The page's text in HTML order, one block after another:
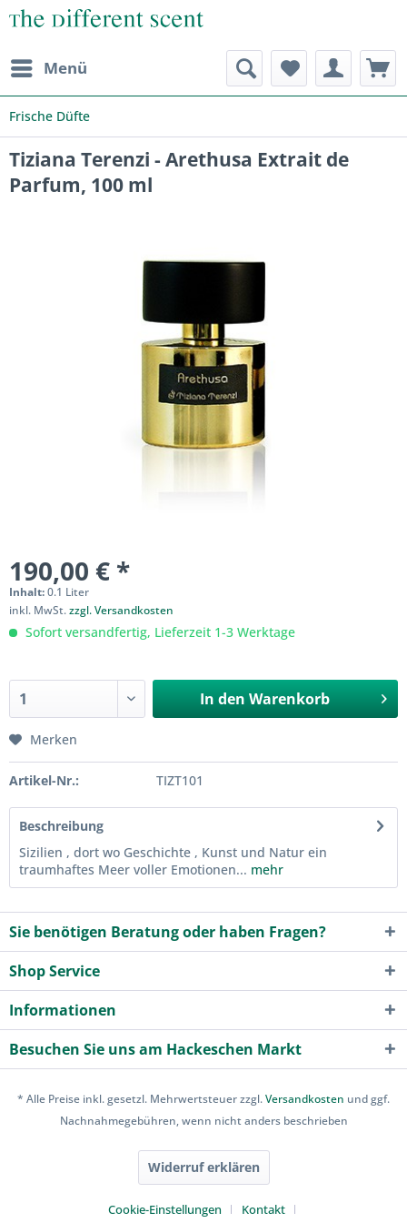
Menü
Frische Düfte
Tiziana Terenzi - Arethusa Extrait de
Parfum, 100 ml
190,00 € *
Inhalt:0.1 Liter
inkl. MwSt.zzgl. Versandkosten
Sofort versandfertig, Lieferzeit 1-3 Werktage
In den Warenkorb
Merken
Artikel-Nr.: TIZT101
Beschreibung
Sizilien , dort wo Geschichte , Kunst und Natur ein
traumhaftes Meer voller Emotionen... mehr
Sie benötigen Beratung oder haben Fragen?
Shop Service
Informationen
Besuchen Sie uns am Hackeschen Markt
* Alle Preise inkl. gesetzl. Mehrwertsteuer zzgl.Versandkosten und ggf.
Nachnahmegebühren, wenn nicht anders beschrieben
Widerruf erklären
Cookie-Einstellungen Kontakt